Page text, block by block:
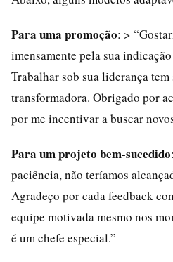
Para uma promoção: >
imensamente pela sua
Trabalhar sob sua liderança
transformadora. Obrigado por
por me incentivar a buscar
Para um projeto bem-sucedido
paciência, não teríamos
Agradeço por cada feedback
equipe motivada mesmo nos
é um chefe especial.”